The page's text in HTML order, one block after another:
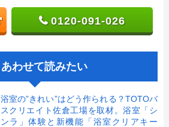
0120-091-026
あわせて読みたい
浴室の”きれい”はどう作られる？TOTOバ
スクリエイト佐倉工場を取材。浴室「シ
ンラ」体験と新機能「浴室クリアキー